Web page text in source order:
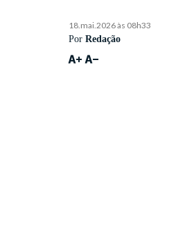
18.mai.2026 às 08h33
PorRedação